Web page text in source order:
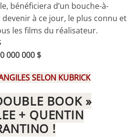
bénéficiera d’un bouche-à-
à ce jour, le plus connu et
les films du réalisateur.
000 000 $
SELON KUBRICK
BOOK »
+ QUENTIN
!